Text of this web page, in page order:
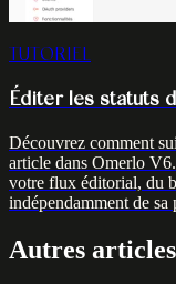
TUTORIEL
Éditer les statuts
Découvrez comment
article dans Omerlo
votre flux éditorial, du
indépendamment de sa
Autres articles